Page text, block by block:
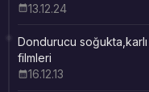
13.12.24
Dondurucu
filmleri
16.12.13